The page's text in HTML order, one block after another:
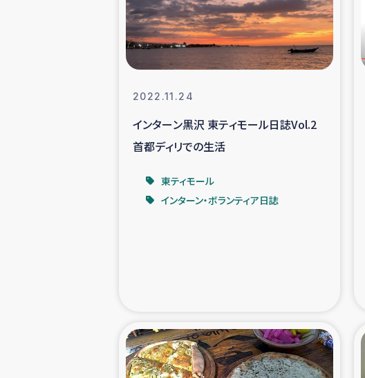
仮設住宅生活支援・農業復
インターン・ボランティ
ガザ地区における羊の
ガザ地区における被災住民
ふりかけ普及と食生活改善によ
トルコ・シリア地震被災
2022.11.24
インターン黒沢 東ティモール日誌Vol.2
首都ディリでの生活
東ティモール
インターン・ボランティア日誌